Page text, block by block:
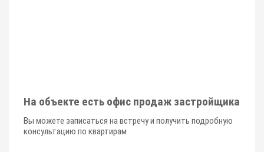
На объекте есть офис продаж застройщика
Вы можете записаться на встречу и получить подробную
консультацию по квартирам